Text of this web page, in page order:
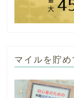
マイルを貯め